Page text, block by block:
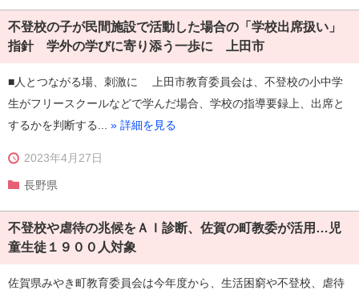
不登校の子が民間施設で活動した場合の「学校出席扱い」
指針 学外の学びに寄り添う一歩に 上田市
■人とつながる場、刺激に 上田市教育委員会は、不登校の小中学
生がフリースクールなどで学んだ場合、学校の指導要録上、出席と
するかを判断する... » 詳細を見る
2023年4月27日
長野県
不登校や虐待の兆候をＡＩ診断、佐賀の町教委が活用…児
童生徒１９００人対象
佐賀県みやき町教育委員会は今年度から、生活困窮や不登校、虐待